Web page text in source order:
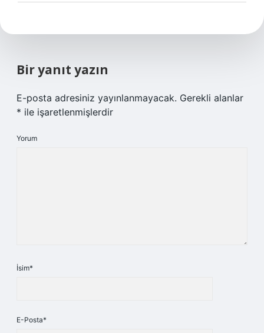
Bir yanıt yazın
E-posta adresiniz yayınlanmayacak. Gerekli alanlar
* ile işaretlenmişlerdir
Yorum
İsim*
E-Posta*